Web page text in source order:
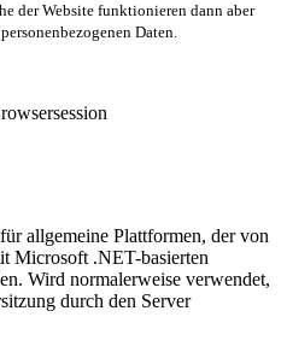
der Website funktionieren dann aber
Daten.
allgemeine Plattformen, der von
Microsoft .NET-basierten
Wird normalerweise verwendet,
durch den Server